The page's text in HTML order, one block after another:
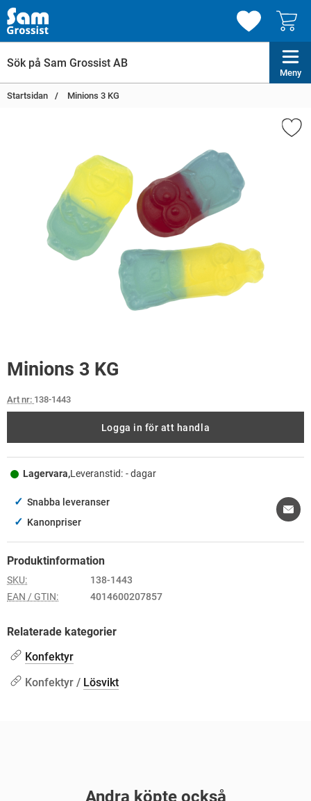
Meny
Startsidan Minions 3 KG
Minions 3 KG
Art nr: 138-1443
Logga in för att handla
Lagervara,Leveranstid: - dagar
✓ Snabba leveranser
✓ Kanonpriser
Produktinformation
SKU:
138-1443
EAN / GTIN:
4014600207857
Relaterade kategorier
Konfektyr
Konfektyr / Lösvikt
Andra köpte också